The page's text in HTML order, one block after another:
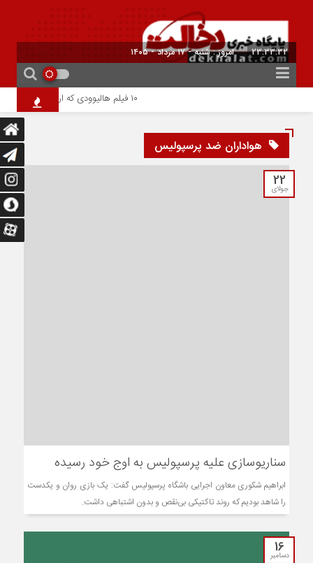
23:33:32 امروز : شنبه - ۱۷ مرداد - ۱۴۰۵
۱۰ فیلم هالیوودی که ارزش دیدن دارند | شاهکارهایی که نباید از دست بدهید
هواداران ضد پرسپولیس
22
جولای
سناریوسازی علیه پرسپولیس به اوج خود رسیده
ابراهیم شکوری معاون اجرایی باشگاه پرسپولیس گفت: یک بازی روان و یکدست
را شاهد بودیم که روند تاکتیکی بی‌نقص و بدون اشتباهی داشت.
16
دسامبر